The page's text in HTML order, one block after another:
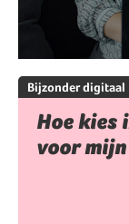
Bijzonder digitaal
Hoe kies
voor